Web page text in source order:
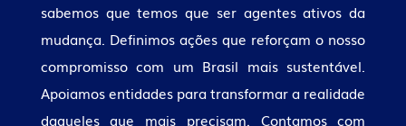
sabemos que temos que ser agentes ativos da
mudança. Definimos ações que reforçam o nosso
compromisso com um Brasil mais sustentável.
Apoiamos entidades para transformar a realidade
daqueles que mais precisam. Contamos com